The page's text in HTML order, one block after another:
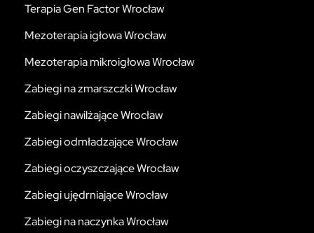
Terapia Gen Factor Wrocław
Mezoterapia igłowa Wrocław
Mezoterapia mikroigłowa Wrocław
Zabiegi na zmarszczki Wrocław
Zabiegi nawilżające Wrocław
Zabiegi odmładzające Wrocław
Zabiegi oczyszczające Wrocław
Zabiegi ujędrniające Wrocław
Zabiegi na naczynka Wrocław